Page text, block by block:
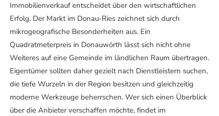
Immobilienverkauf entscheidet über den wirtschaftlichen
Erfolg. Der Markt im Donau-Ries zeichnet sich durch
mikrogeografische Besonderheiten aus. Ein
Quadratmeterpreis in Donauwörth lässt sich nicht ohne
Weiteres auf eine Gemeinde im ländlichen Raum übertragen.
Eigentümer sollten daher gezielt nach Dienstleistern suchen,
die tiefe Wurzeln in der Region besitzen und gleichzeitig
moderne Werkzeuge beherrschen. Wer sich einen Überblick
über die Anbieter verschaffen möchte, findet im